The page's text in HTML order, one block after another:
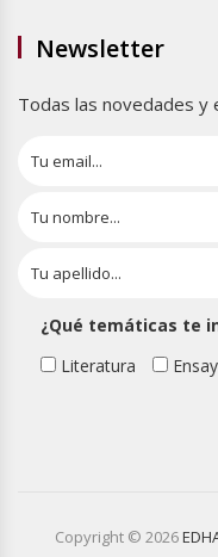
Newsletter
Todas las novedades y
¿Qué temáticas te
Literatura
Copyright © 2026